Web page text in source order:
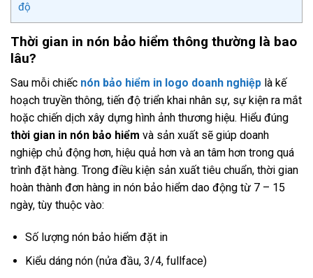
độ
Thời gian in nón bảo hiểm thông thường là bao
lâu?
Sau mỗi chiếc nón bảo hiểm in logo doanh nghiệp là kế
hoạch truyền thông, tiến độ triển khai nhân sự, sự kiện ra mắt
hoặc chiến dịch xây dựng hình ảnh thương hiệu. Hiểu đúng
thời gian in nón bảo hiểm và sản xuất sẽ giúp doanh
nghiệp chủ động hơn, hiệu quả hơn và an tâm hơn trong quá
trình đặt hàng. Trong điều kiện sản xuất tiêu chuẩn, thời gian
hoàn thành đơn hàng in nón bảo hiểm dao động từ 7 – 15
ngày, tùy thuộc vào:
Số lượng nón bảo hiểm đặt in
Kiểu dáng nón (nửa đầu, 3/4, fullface)